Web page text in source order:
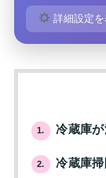
詳細設定
1. 冷蔵庫
2.
冷蔵庫